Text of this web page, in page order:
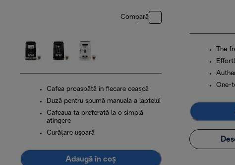
Compară
Cafea proaspătă în fiecare ceașcă
Duză pentru spumă manuala a laptelui
Cafeaua ta preferată la o simplă
atingere
Curăţare uşoară
Adaugă în coș
The
One-